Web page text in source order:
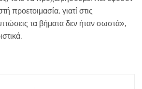
προετοιμασία, γιατί στις
τα βήματα δεν ήταν σωστά»,